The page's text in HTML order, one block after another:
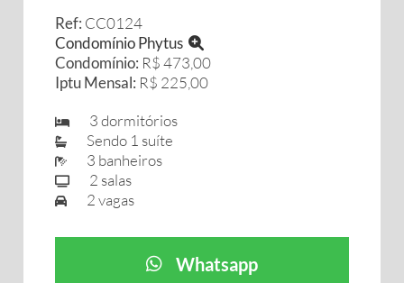
Ref: CC0124
Condomínio Phytus
Condomínio: R$ 473,00
Iptu Mensal: R$ 225,00
3 dormitórios
Sendo 1 suíte
3 banheiros
2 salas
2 vagas
Whatsapp